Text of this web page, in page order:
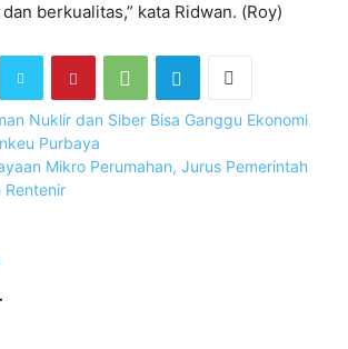
berkualitas,” kata Ridwan. (Roy)
Nuklir dan Siber Bisa Ganggu Ekonomi
Purbaya
Mikro Perumahan, Jurus Pemerintah
Rentenir